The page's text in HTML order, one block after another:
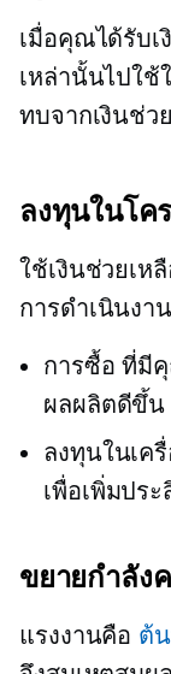
เมื่อคุณได้รับเ
เหล่านั้นไปใช้
ทบจากเงินช่ว
ลงทุนในโค
ใช้เงินช่วยเห
การดำเนินงา
การซื้อที่มี
ผลผลิตดีขึ้น
ลงทุนในเค
เพื่อเพิ่มปร
ขยายกำลัง
แรงงานคือ ต้